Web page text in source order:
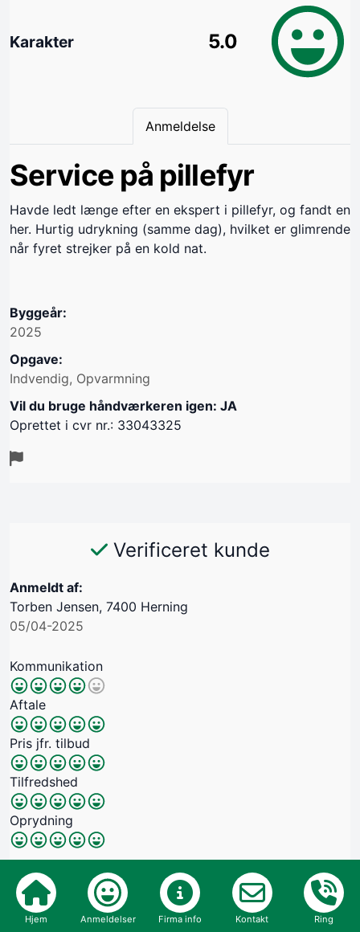
Karakter 5.0
Anmeldelse
Service på pillefyr
Havde ledt længe efter en ekspert i pillefyr, og fandt en
her. Hurtig udrykning (samme dag), hvilket er glimrende
når fyret strejker på en kold nat.
Byggeår:
2025
Opgave:
Indvendig, Opvarmning
Vil du bruge håndværkeren igen: JA
Oprettet i cvr nr.: 33043325
Verificeret kunde
Anmeldt af:
Torben Jensen, 7400 Herning
05/04-2025
Kommunikation
Aftale
Pris jfr. tilbud
Tilfredshed
Oprydning
Karakter 4.8
Hjem Anmeldelser Firma info Kontakt Ring